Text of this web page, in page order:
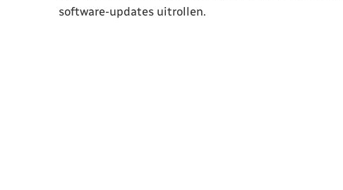
software-updates uitrollen.